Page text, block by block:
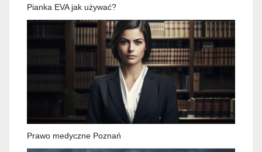
Pianka EVA jak używać?
Prawo medyczne Poznań